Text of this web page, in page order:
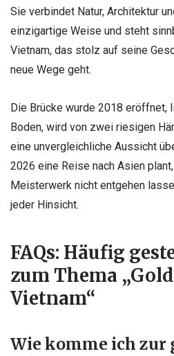
Sie verbindet Natur, Architektur
einzigartige Weise und steht
Vietnam, das stolz auf seine
neue Wege geht.
Die Brücke wurde 2018 eröffnet,
Boden, wird von zwei riesigen
eine unvergleichliche Aussicht
2026 eine Reise nach Asien
Meisterwerk nicht entgehen
jeder Hinsicht.
FAQs: Häufig
zum Thema
Vietnam“
Wie komme ich zur